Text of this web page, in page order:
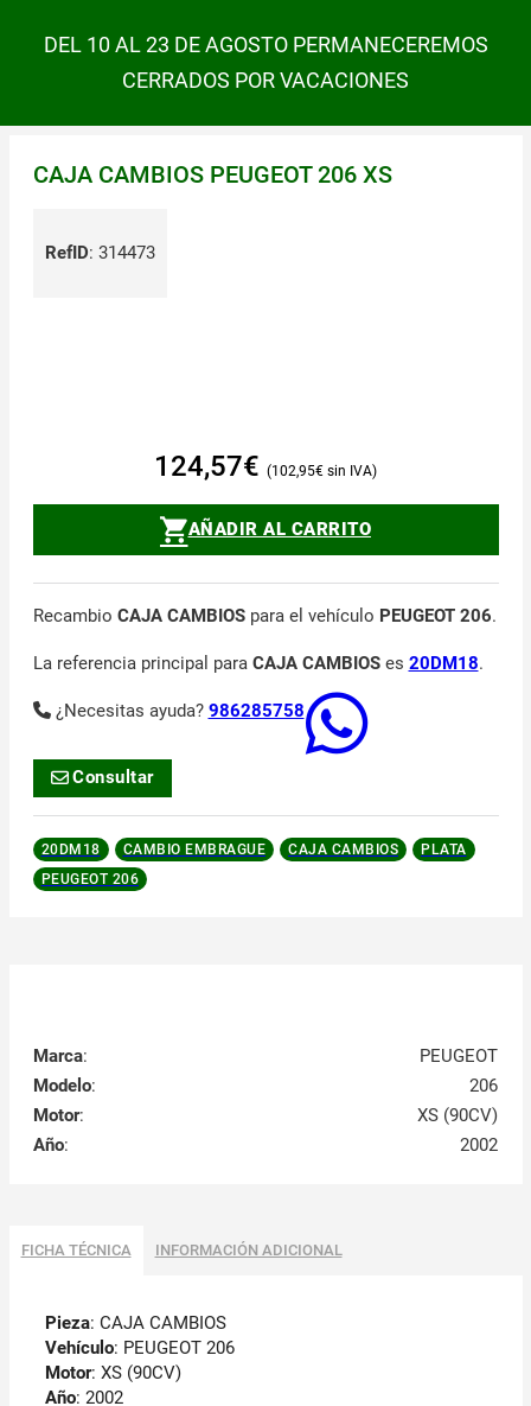
DEL 10 AL 23 DE AGOSTO PERMANECEREMOS
CERRADOS POR VACACIONES
CAJA CAMBIOS PEUGEOT 206 XS
RefID: 314473
124,57€ 102,95€
AÑADIR AL CARRITO
Recambio CAJA CAMBIOSpara el vehículo PEUGEOT 206.
La referencia principal para CAJA CAMBIOSes 20DM18.
¿Necesitas ayuda? 986285758
Consultar
20DM18 CAMBIO EMBRAGUE CAJA CAMBIOS
PLATA
PEUGEOT 206
Marca:
PEUGEOT
Modelo:
206
Motor:
XS (90CV)
Año: 2002
FICHA TÉCNICA INFORMACIÓN ADICIONAL
Pieza: CAJA CAMBIOS
Vehículo: PEUGEOT 206
Motor: XS (90CV)
Año: 2002